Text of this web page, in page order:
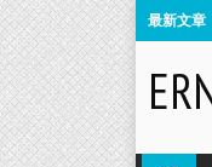
最新文章